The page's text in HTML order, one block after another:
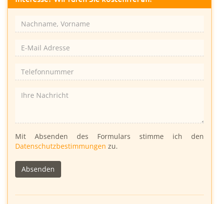
Bitte
lasse
Feld
leer.
Mit Absenden des Formulars stimme ich den
Datenschutzbestimmungen zu.